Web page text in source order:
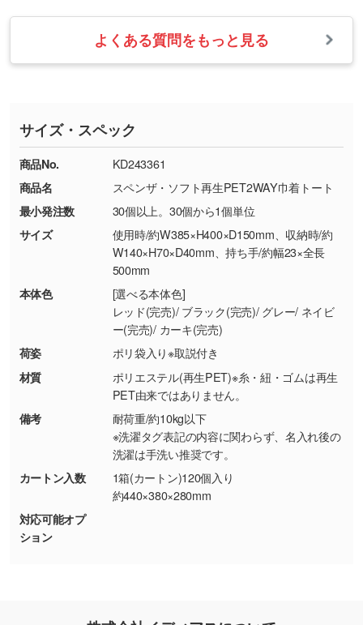
・1色印刷でグラデーションや濃淡を表現した
い
す。→詳しく見る
・コーポレートカラーを使って印刷したい／印
刷色にこだわりがある
DIC・PANTONEなどのカラーチップの指定や、
現物支給による色指定も承っております。→詳
・背景がある画像からキャラクター部分だけを
使いたいです
シンプルな背景のデータや、使いたいキャラク
ター部分の輪郭がはっきりしているデータは切
り抜き処理が可能です。→詳しく見る
・持っているデータの背景が足りない／塗り足
しの作り方が分からない
印刷したいデータが印刷範囲よりも小さい場
合、シンプルな色・柄の背景であれば拡張が可
詳しく見る
・デザインにQRコードを入れたい／QRコード
詳しく見る
また、お選びいただいた印刷色が本体色に合わ
ない場合や仕上がりに影響しそうな場合は、ス
タッフから別の色をご案内することもございま
・お届け時に商品が損傷・故障している場合
・ご注文と異なる商品が届いた場合
・印刷不良があった場合
※詳しくは「商品の良品基準について
ください。
【返品・交換ができない場合】
・お客様の元で商品を加工された場合、または
商品が破損した場合
・商品到着後7日以上経過している場合
・お客様のご都合による返品・交換依頼(商
品・色・数量などの注文間違い等)
業日以内に担当スタッフよりメールにてご連絡
いたします。
お急ぎの場合はお電話でのご質問も受け付けて
TEL：0422-29-9911 営業時間10:00～
18:00(土日祝日除く)
お問い合わせフォームはこちら
よくある質問をもっと見る
サイズ・スペック
商品No.
KD243361
商品名
スペンザ・ソフト再生PET2WAY巾着トート
最小発注数
30個以上。30個から1個単位
サイズ
使用時/約W385×H400×D150mm、収納時/約
W140×H70×D40mm、持ち手/約幅23×全長
500mm
本体色
[選べる本体色]
レッド(完売)/ ブラック(完売)/ グレー/ ネイビ
ー(完売)/ カーキ(完売)
荷姿
ポリ袋入り※取説付き
材質
ポリエステル(再生PET)※糸・紐・ゴムは再生
PET由来ではありません。
備考
耐荷重/約10kg以下
※洗濯タグ表記の内容に関わらず、名入れ後の
洗濯は手洗い推奨です。
カートン入数
1箱(カートン)120個入り
約440×380×280mm
対応可能オプ
ション